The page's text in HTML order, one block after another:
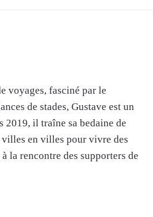
voyages, fasciné par le
de stades, Gustave est un
il traîne sa bedaine de
en villes pour vivre des
la rencontre des supporters de